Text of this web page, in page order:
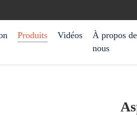
Produits Vidéos
À propos de
nous